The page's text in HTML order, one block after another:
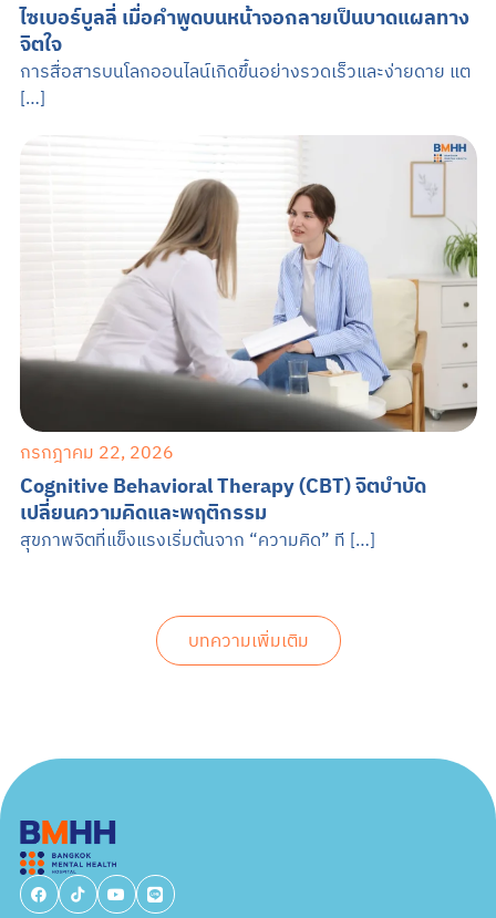
ไซเบอร์บูลลี่ เมื่อคำพูดบนหน้าจอกลายเป็นบาดแผลทาง
จิตใจ
การสื่อสารบนโลกออนไลน์เกิดขึ้นอย่างรวดเร็วและง่ายดาย แต
[…]
กรกฎาคม 22, 2026
Cognitive Behavioral Therapy (CBT) จิตบำบัด
เปลี่ยนความคิดและพฤติกรรม
สุขภาพจิตที่แข็งแรงเริ่มต้นจาก “ความคิด” ที […]
บทความเพิ่มเติม